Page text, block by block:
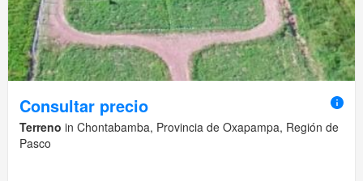
Consultar precio
Terreno in Chontabamba, Provincia de Oxapampa, Región de
Pasco